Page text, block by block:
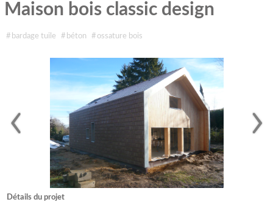
Maison bois classic design
# bardage tuile # béton # ossature bois
Détails du projet